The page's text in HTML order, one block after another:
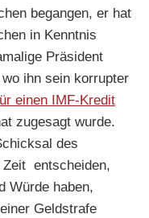
begangen, er hat
in Kenntnis
Präsident
ihn sein korrupter
einen IMF-Kredit
zugesagt wurde.
des
entscheiden,
Würde haben,
Geldstrafe